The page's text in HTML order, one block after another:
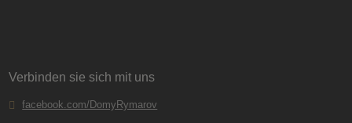
Verbinden sie sich mit uns
facebook.com/DomyRymarov